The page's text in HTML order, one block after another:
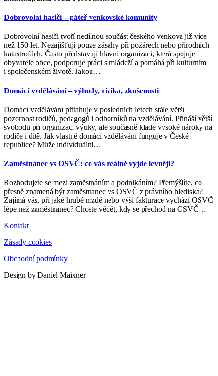
Dobrovolní hasiči – páteř venkovské komunity
Dobrovolní hasiči tvoří nedílnou součást českého venkova již více
než 150 let. Nezajišťují pouze zásahy při požárech nebo přírodních
katastrofách. Často představují hlavní organizaci, která spojuje
obyvatele obce, podporuje práci s mládeží a pomáhá při kulturním
i společenském životě. Jakou…
Domácí vzdělávání – výhody, rizika, zkušenosti
Domácí vzdělávání přitahuje v posledních letech stále větší
pozornost rodičů, pedagogů i odborníků na vzdělávání. Přináší větší
svobodu při organizaci výuky, ale současně klade vysoké nároky na
rodiče i dítě. Jak vlastně domácí vzdělávání funguje v České
republice? Může individuální…
Zaměstnanec vs OSVČ: co vás reálně vyjde levněji?
Rozhodujete se mezi zaměstnáním a podnikáním? Přemýšlíte, co
přesně znamená být zaměstnanec vs OSVČ z právního hlediska?
Zajímá vás, při jaké hrubé mzdě nebo výši fakturace vychází OSVČ
lépe než zaměstnanec? Chcete vědět, kdy se přechod na OSVČ…
Kontakt
Zásady cookies
Obchodní podmínky
Design by Daniel Maixner